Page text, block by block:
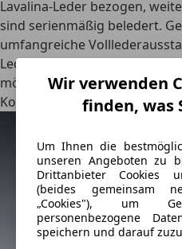
Wir verwenden
finden, was
Um Ihnen die
unseren Angeboten zu
Drittanbieter Cookies
(beides gemeinsam
„Cookies"), um
personenbezogene
speichern und darauf
Lavalina-Leder bezogen,
sind serienmäßig beledert.
umfangreiche
Leder- und Nahtfarben
möglich, etwa Stickereien,
Kofferraum.